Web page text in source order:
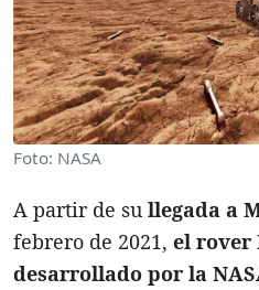
Foto: NASA
A partir de su llegada a
febrero de 2021, el rover
desarrollado por la